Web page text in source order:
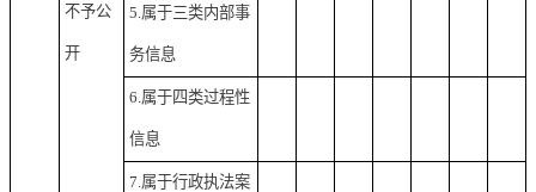
不予公
开
5.属于三类内部事
务信息
6.属于四类过程性
信息
7.属于行政执法案